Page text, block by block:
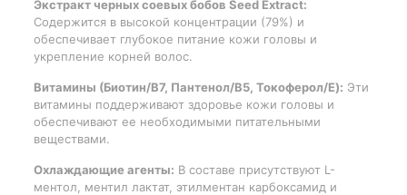
Экстракт черных соевых бобов Seed Extract:
Содержится в высокой концентрации (79%) и
обеспечивает глубокое питание кожи головы и
укрепление корней волос.
Витамины (Биотин/B7, Пантенол/B5, Токоферол/E): Эти
витамины поддерживают здоровье кожи головы и
обеспечивают ее необходимыми питательными
веществами.
Охлаждающие агенты: В составе присутствуют L-
ментол, ментил лактат, этилментан карбоксамид и